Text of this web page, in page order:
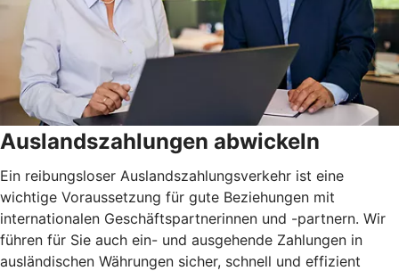
Auslandszahlungen abwickeln
Ein reibungsloser Auslandszahlungsverkehr ist eine
wichtige Voraussetzung für gute Beziehungen mit
internationalen Geschäftspartnerinnen und -partnern. Wir
führen für Sie auch ein- und ausgehende Zahlungen in
ausländischen Währungen sicher, schnell und effizient